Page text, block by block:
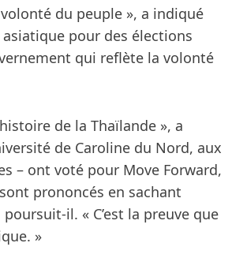
du peuple », a indiqué
pour des élections
qui reflète la volonté
de la Thaïlande », a
de Caroline du Nord, aux
– ont voté pour Move Forward,
prononcés en sachant
il. « C’est la preuve que
»